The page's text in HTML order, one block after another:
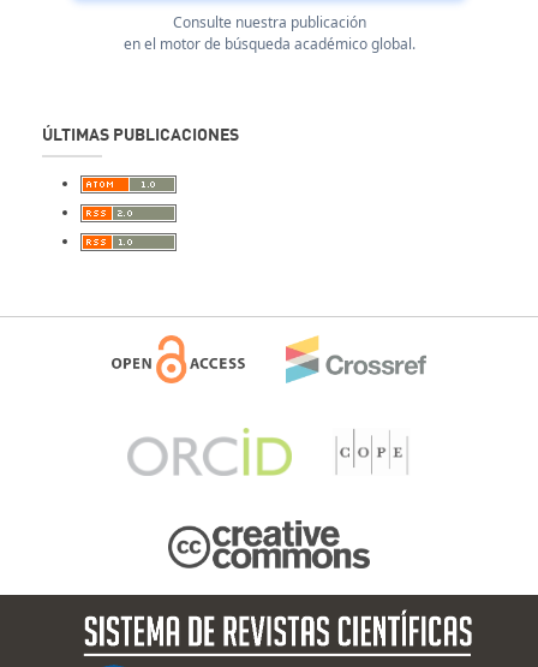
Consulte nuestra publicación
en el motor de búsqueda académico global.
ÚLTIMAS PUBLICACIONES